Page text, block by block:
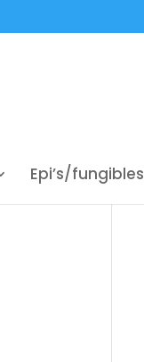
Epi’s/fungibles